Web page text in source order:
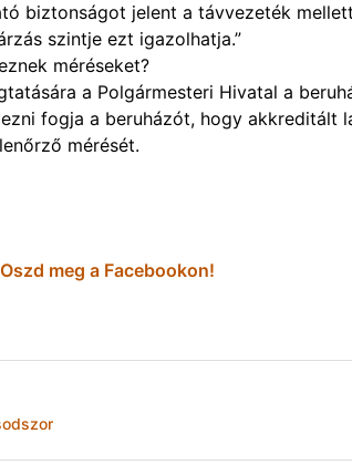
biztonságot jelent a távvezeték
szintje ezt igazolhatja.”
méréseket?
a Polgármesteri Hivatal a
fogja a beruházót, hogy akkreditált
mérését.
meg a Facebookon!